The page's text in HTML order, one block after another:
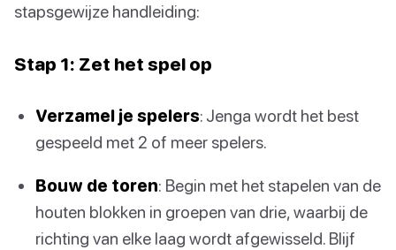
stapsgewijze handleiding:
Stap 1: Zet het spel op
Verzamel je spelers: Jenga wordt het best
gespeeld met 2 of meer spelers.
Bouw de toren: Begin met het stapelen van de
houten blokken in groepen van drie, waarbij de
richting van elke laag wordt afgewisseld. Blijf